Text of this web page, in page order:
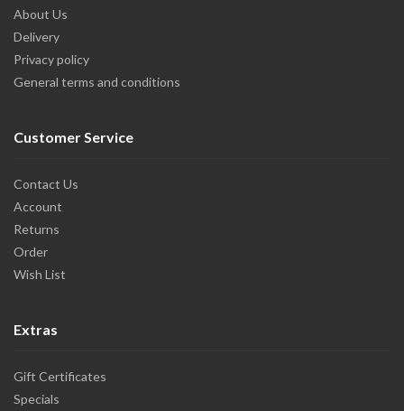
About Us
Delivery
Privacy policy
General terms and conditions
Customer Service
Contact Us
Account
Returns
Order
Wish List
Extras
Gift Certificates
Specials